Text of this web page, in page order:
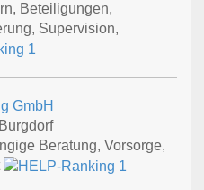
Beteiligungen,
Supervision,
GmbH
Burgdorf
Beratung, Vorsorge,